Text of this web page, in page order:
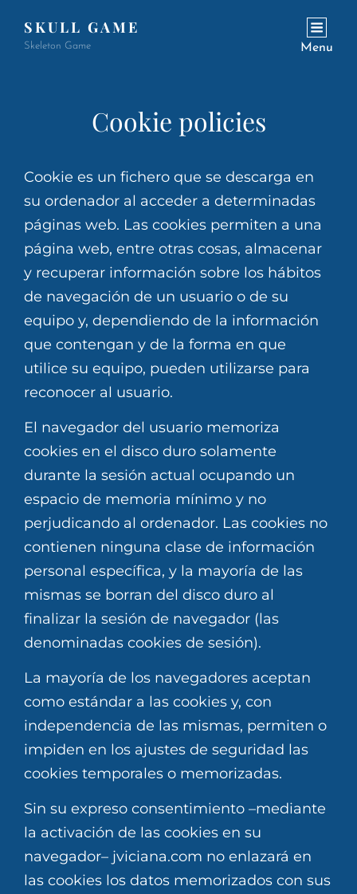
SKULL GAME
Skeleton Game Menu
Cookie policies
Cookie es un fichero que se descarga en
su ordenador al acceder a determinadas
páginas web. Las cookies permiten a una
página web, entre otras cosas, almacenar
y recuperar información sobre los hábitos
de navegación de un usuario o de su
equipo y, dependiendo de la información
que contengan y de la forma en que
utilice su equipo, pueden utilizarse para
reconocer al usuario.
El navegador del usuario memoriza
cookies en el disco duro solamente
durante la sesión actual ocupando un
espacio de memoria mínimo y no
perjudicando al ordenador. Las cookies no
contienen ninguna clase de información
personal específica, y la mayoría de las
mismas se borran del disco duro al
finalizar la sesión de navegador (las
denominadas cookies de sesión).
La mayoría de los navegadores aceptan
como estándar a las cookies y, con
independencia de las mismas, permiten o
impiden en los ajustes de seguridad las
cookies temporales o memorizadas.
Sin su expreso consentimiento –mediante
la activación de las cookies en su
navegador– jviciana.com no enlazará en
las cookies los datos memorizados con sus